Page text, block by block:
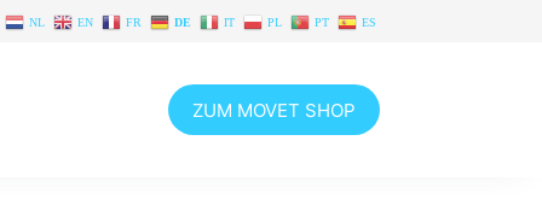
NL EN FR DE IT PL PT ES
ZUM MOVET SHOP